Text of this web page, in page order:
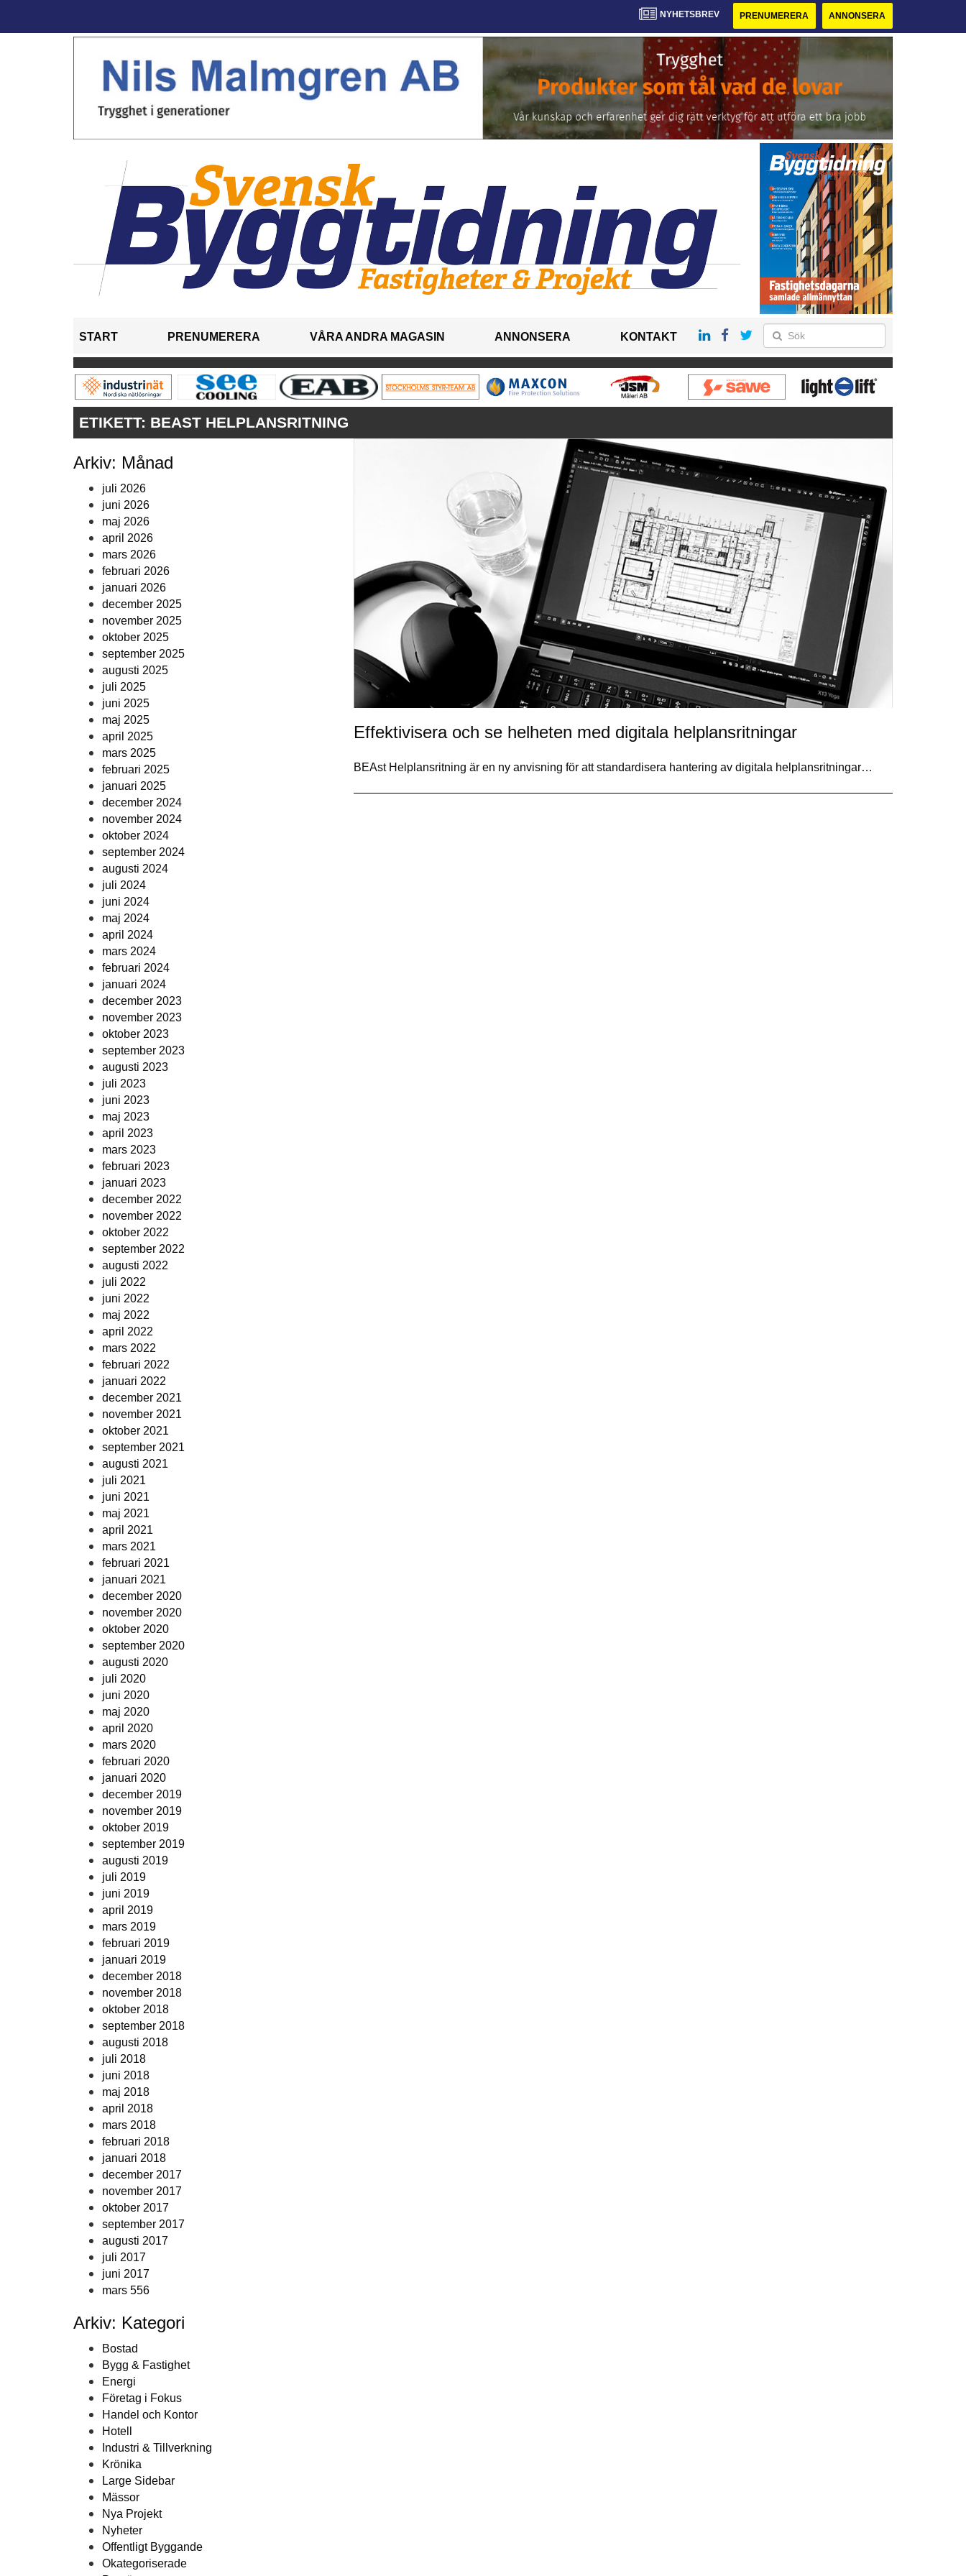
NYHETSBREV PRENUMERERA ANNONSERA
START PRENUMERERA VÅRA ANDRA MAGASIN ANNONSERA KONTAKT
ETIKETT: BEAST HELPLANSRITNING
Arkiv: Månad
juli 2026
juni 2026
maj 2026
april 2026
mars 2026
februari 2026
januari 2026
december 2025
november 2025
oktober 2025
september 2025
augusti 2025
juli 2025
juni 2025
maj 2025
april 2025
mars 2025
februari 2025
januari 2025
december 2024
november 2024
oktober 2024
september 2024
augusti 2024
juli 2024
juni 2024
maj 2024
april 2024
mars 2024
februari 2024
januari 2024
december 2023
november 2023
oktober 2023
september 2023
augusti 2023
juli 2023
juni 2023
maj 2023
april 2023
mars 2023
februari 2023
januari 2023
december 2022
november 2022
oktober 2022
september 2022
augusti 2022
juli 2022
juni 2022
maj 2022
april 2022
mars 2022
februari 2022
januari 2022
december 2021
november 2021
oktober 2021
september 2021
augusti 2021
juli 2021
juni 2021
maj 2021
april 2021
mars 2021
februari 2021
januari 2021
december 2020
november 2020
oktober 2020
september 2020
augusti 2020
juli 2020
juni 2020
maj 2020
april 2020
mars 2020
februari 2020
januari 2020
december 2019
november 2019
oktober 2019
september 2019
augusti 2019
juli 2019
juni 2019
april 2019
mars 2019
februari 2019
januari 2019
december 2018
november 2018
oktober 2018
september 2018
augusti 2018
juli 2018
juni 2018
maj 2018
april 2018
mars 2018
februari 2018
januari 2018
december 2017
november 2017
oktober 2017
september 2017
augusti 2017
juli 2017
juni 2017
mars 556
Arkiv: Kategori
Bostad
Bygg & Fastighet
Energi
Företag i Fokus
Handel och Kontor
Hotell
Industri & Tillverkning
Krönika
Large Sidebar
Mässor
Nya Projekt
Nyheter
Offentligt Byggande
Okategoriserade
Effektivisera och se helheten med digitala helplansritningar
BEAst Helplansritning är en ny anvisning för att standardisera hantering av digitala helplansritningar…